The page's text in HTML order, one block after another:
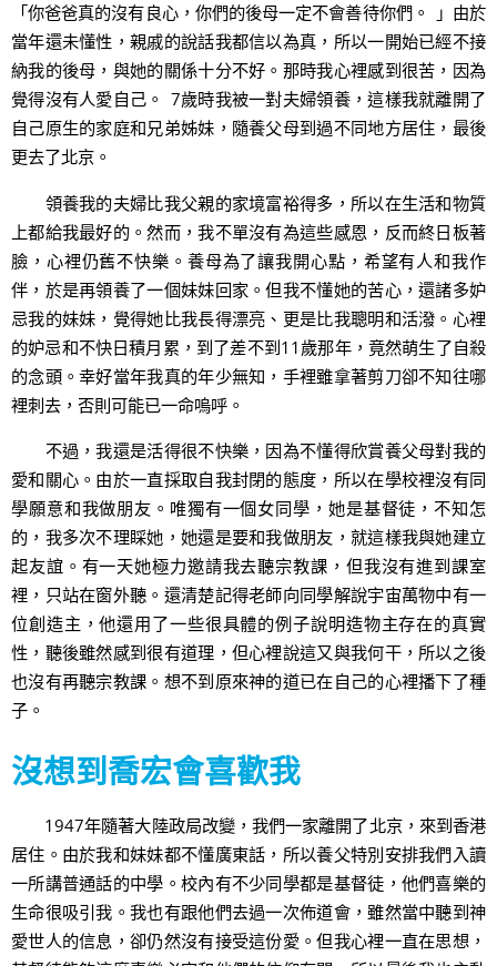
「你爸爸真的沒有良心，你們的後母一定不會善待你們。 」由於
當年還未懂性，親戚的說話我都信以為真，所以一開始已經不接
納我的後母，與她的關係十分不好。那時我心裡感到很苦，因為
覺得沒有人愛自己。 7歲時我被一對夫婦領養，這樣我就離開了
自己原生的家庭和兄弟姊妹，隨養父母到過不同地方居住，最後
更去了北京。
領養我的夫婦比我父親的家境富裕得多，所以在生活和物質
上都給我最好的。然而，我不單沒有為這些感恩，反而終日板著
臉，心裡仍舊不快樂。養母為了讓我開心點，希望有人和我作
伴，於是再領養了一個妹妹回家。但我不懂她的苦心，還諸多妒
忌我的妹妹，覺得她比我長得漂亮、更是比我聰明和活潑。心裡
的妒忌和不快日積月累，到了差不到11歲那年，竟然萌生了自殺
的念頭。幸好當年我真的年少無知，手裡雖拿著剪刀卻不知往哪
裡刺去，否則可能已一命嗚呼。
不過，我還是活得很不快樂，因為不懂得欣賞養父母對我的
愛和關心。由於一直採取自我封閉的態度，所以在學校裡沒有同
學願意和我做朋友。唯獨有一個女同學，她是基督徒，不知怎
的，我多次不理睬她，她還是要和我做朋友，就這樣我與她建立
起友誼。有一天她極力邀請我去聽宗教課，但我沒有進到課室
裡，只站在窗外聽。還清楚記得老師向同學解說宇宙萬物中有一
位創造主，他還用了一些很具體的例子說明造物主存在的真實
性，聽後雖然感到很有道理，但心裡說這又與我何干，所以之後
也沒有再聽宗教課。想不到原來神的道已在自己的心裡播下了種
子。
沒想到喬宏會喜歡我
1947年隨著大陸政局改變，我們一家離開了北京，來到香港
居住。由於我和妹妹都不懂廣東話，所以養父特別安排我們入讀
一所講普通話的中學。校內有不少同學都是基督徒，他們喜樂的
生命很吸引我。我也有跟他們去過一次佈道會，雖然當中聽到神
愛世人的信息，卻仍然沒有接受這份愛。但我心裡一直在思想，